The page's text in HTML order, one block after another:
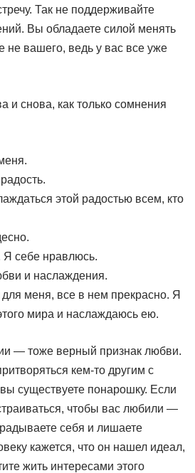
Так не поддерживайте
Вы обладаете силой менять
не вашего, ведь у вас все уже
и снова, как только сомнения
этой радостью всем, кто
себе нравлюсь.
и наслаждения.
меня, все в нем прекрасно. Я
мира и наслаждаюсь ею.
— тоже верный признак любви.
кем-то другим с
существуете понарошку. Если
чтобы вас любили —
себя и лишаете
кажется, что он нашел идеал,
жить интересами этого